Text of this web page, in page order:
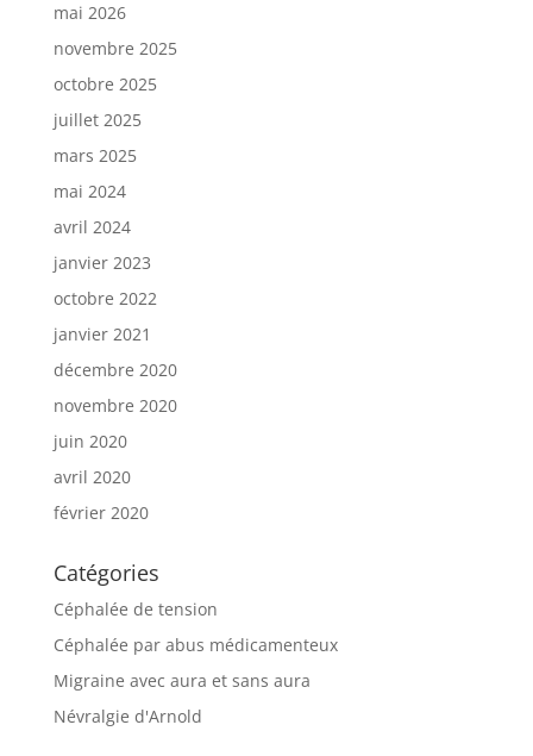
mai 2026
novembre 2025
octobre 2025
juillet 2025
mars 2025
mai 2024
avril 2024
janvier 2023
octobre 2022
janvier 2021
décembre 2020
novembre 2020
juin 2020
avril 2020
février 2020
Catégories
Céphalée de tension
Céphalée par abus médicamenteux
Migraine avec aura et sans aura
Névralgie d'Arnold